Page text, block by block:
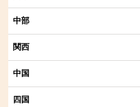
中部
関西
中国
四国